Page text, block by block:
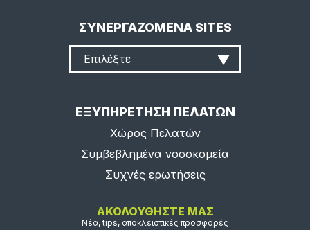
ΣΥΝΕΡΓΑΖΟΜΕΝΑ SITES
Επιλέξτε
ΕΞΥΠΗΡΕΤΗΣΗ ΠΕΛΑΤΩΝ
Χώρος Πελατών
Συμβεβλημένα νοσοκομεία
Συχνές ερωτήσεις
ΑΚΟΛΟΥΘΗΣΤΕ ΜΑΣ
Νέα, tips, αποκλειστικές προσφορές